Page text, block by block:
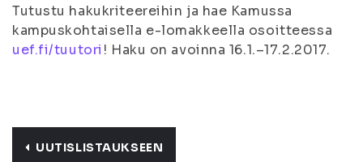
Tutustu hakukriteereihin ja hae Kamussa
kampuskohtaisella e-lomakkeella osoitteessa
uef.fi/tuutori ! Haku on avoinna 16.1.–17.2.2017.
UUTISLISTAUKSEEN